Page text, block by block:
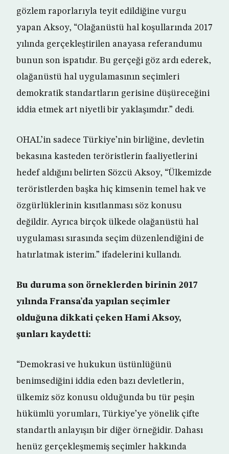
gözlem raporlarıyla teyit edildiğine vurgu
yapan Aksoy, “Olağanüstü hal koşullarında 2017
yılında gerçekleştirilen anayasa referandumu
bunun son ispatıdır. Bu gerçeği göz ardı ederek,
olağanüstü hal uygulamasının seçimleri
demokratik standartların gerisine düşüreceğini
iddia etmek art niyetli bir yaklaşımdır.” dedi.
OHAL’in sadece Türkiye’nin birliğine, devletin
bekasına kasteden teröristlerin faaliyetlerini
hedef aldığını belirten Sözcü Aksoy, “Ülkemizde
teröristlerden başka hiç kimsenin temel hak ve
özgürlüklerinin kısıtlanması söz konusu
değildir. Ayrıca birçok ülkede olağanüstü hal
uygulaması sırasında seçim düzenlendiğini de
hatırlatmak isterim.” ifadelerini kullandı.
Bu duruma son örneklerden birinin 2017
yılında Fransa’da yapılan seçimler
olduğuna dikkati çeken Hami Aksoy,
şunları kaydetti:
“Demokrasi ve hukukun üstünlüğünü
benimsediğini iddia eden bazı devletlerin,
ülkemiz söz konusu olduğunda bu tür peşin
hükümlü yorumları, Türkiye’ye yönelik çifte
standartlı anlayışın bir diğer örneğidir. Dahası
henüz gerçekleşmemiş seçimler hakkında